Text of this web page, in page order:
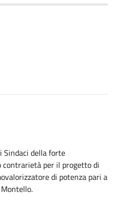
Sindaci della forte
contrarietà per il progetto di
di potenza pari a